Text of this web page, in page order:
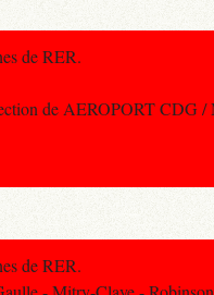
de RER.
de AEROPORT CDG /
de RER.